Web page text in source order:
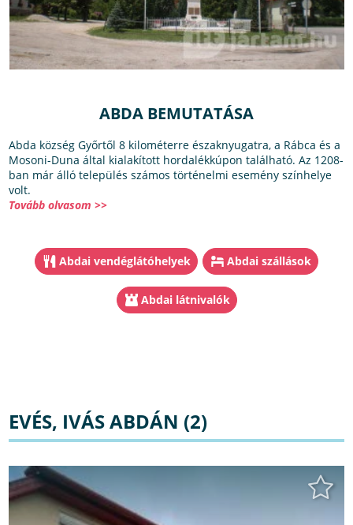
ABDA BEMUTATÁSA
Abda község Győrtől 8 kilométerre északnyugatra, a Rábca és a
Mosoni-Duna által kialakított hordalékkúpon található. Az 1208-
ban már álló település számos történelmi esemény színhelye
volt.
Tovább olvasom >>
Abdai vendéglátóhelyek Abdai szállások
Abdai látnivalók
EVÉS, IVÁS ABDÁN (2)